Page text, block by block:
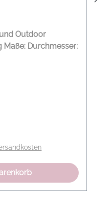
Outdoor
Maße: Durchmesser: